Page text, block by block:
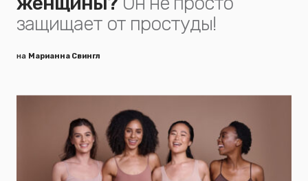
защищает от простуды!
на Марианна Свингл